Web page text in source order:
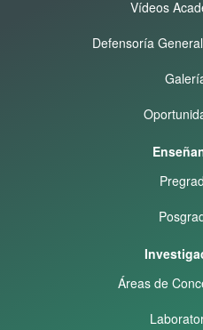
Vídeos
Defensoría
Áreas de